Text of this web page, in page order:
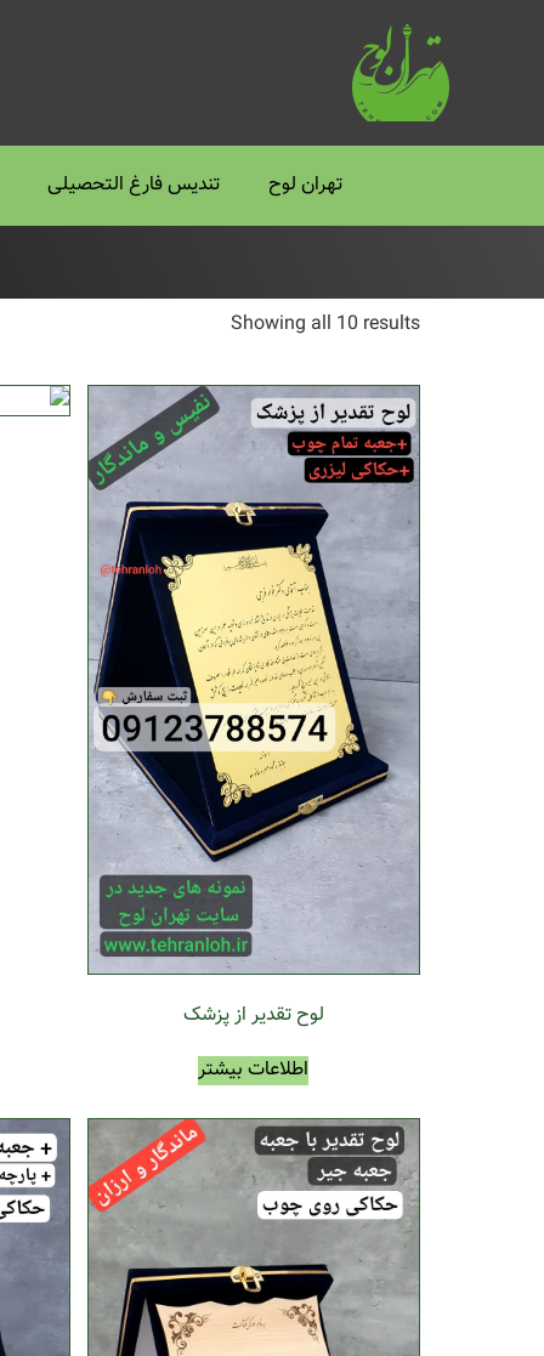
تهران لوح تندیس فارغ التحصیلی
Showing all 10 results
لوح تقدیر از پزشک
اطلاعات بیشتر